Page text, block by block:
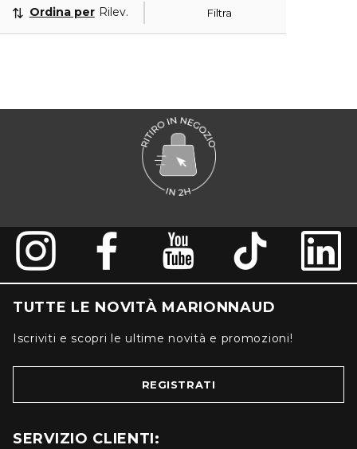
Filtra
Ordina per Rilevanza
TUTTE LE NOVITÀ MARIONNAUD
Iscriviti e scopri le ultime novità e promozioni!
REGISTRATI
SERVIZIO CLIENTI: